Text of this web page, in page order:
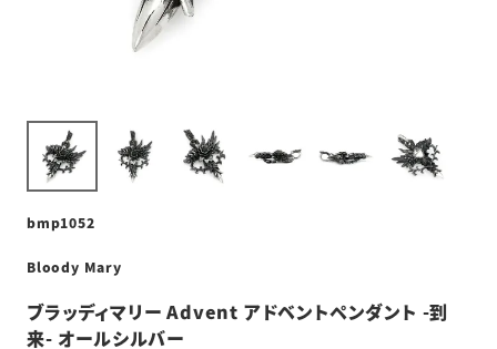
bmp1052
Bloody Mary
ブラッディマリー Advent アドベントペンダント -到
来- オールシルバー